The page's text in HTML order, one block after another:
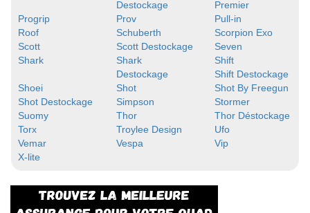
Destockage
Premier
Progrip
Prov
Pull-in
Roof
Schuberth
Scorpion Exo
Scott
Scott Destockage
Seven
Shark
Shark
Destockage
Shift
Shift Destockage
Shoei
Shot
Shot By Freegun
Shot Destockage
Simpson
Stormer
Suomy
Thor
Thor Déstockage
Torx
Troylee Design
Ufo
Vemar
Vespa
Vip
X-lite